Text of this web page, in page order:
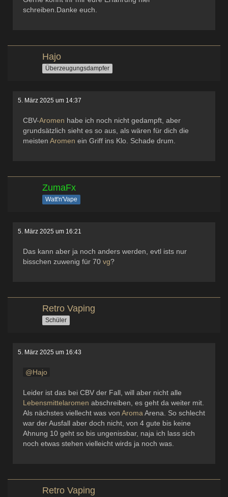
schreiben.Danke euch.
Hajo
Überzeugungsdampfer
5. März 2025 um 14:37
CBV-Aromen habe ich noch nicht gedampft, aber
grundsätzlich sieht es so aus, als wären für dich die
meisten Aromen ein Griff ins Klo. Schade drum.
ZumaFx
Watt'n'Vape
5. März 2025 um 16:21
Das kann aber ja noch anders werden, evtl ists nur
bisschen zuwenig für 70 vg?
Retro Vaping
Schüler
5. März 2025 um 16:43
Hajo
Leider ist das bei CBV der Fall, will aber nicht alle
Lebensmittelaromen abschreiben, es geht da weiter mit.
Als nächstes viellecht was von AromaArena. So schlecht
war der Ausfall aber doch nicht, von 4 gute bis keine
Ahnung 10 geht so bis ungenissbar, naja ich lass sich
noch etwas stehen vielleicht wirds ja noch was.
Retro Vaping